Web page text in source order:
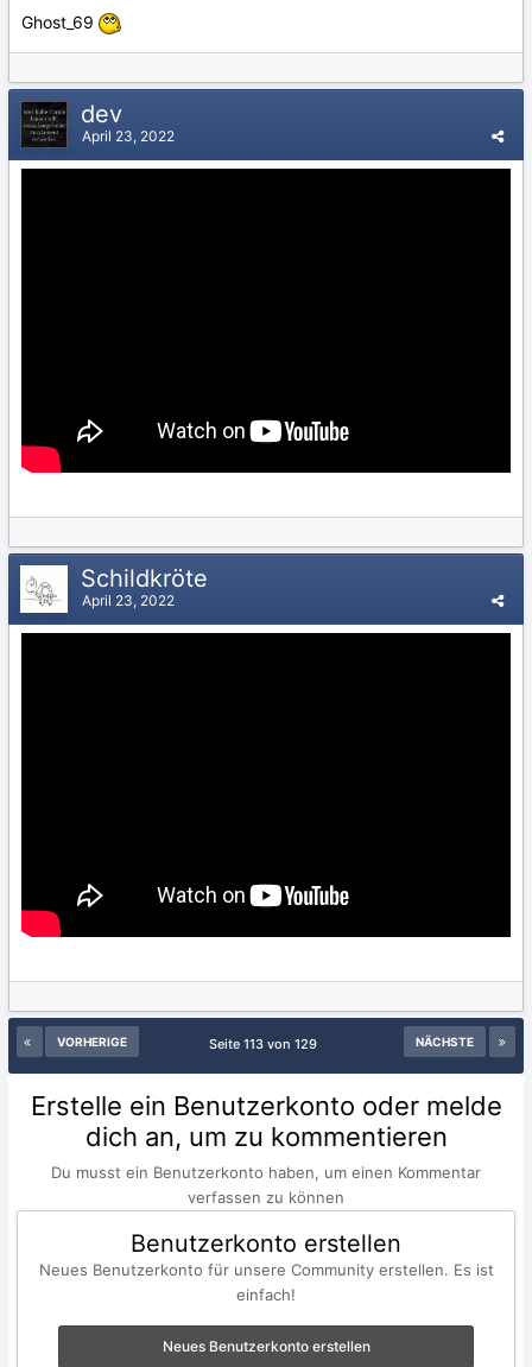
Ghost_69
dev
April 23, 2022
Schildkröte
April 23, 2022
VORHERIGE NÄCHSTE
Seite 113 von 129
Erstelle ein Benutzerkonto oder melde
dich an, um zu kommentieren
Du musst ein Benutzerkonto haben, um einen Kommentar
verfassen zu können
Benutzerkonto erstellen
Neues Benutzerkonto für unsere Community erstellen. Es ist
einfach!
Neues Benutzerkonto erstellen